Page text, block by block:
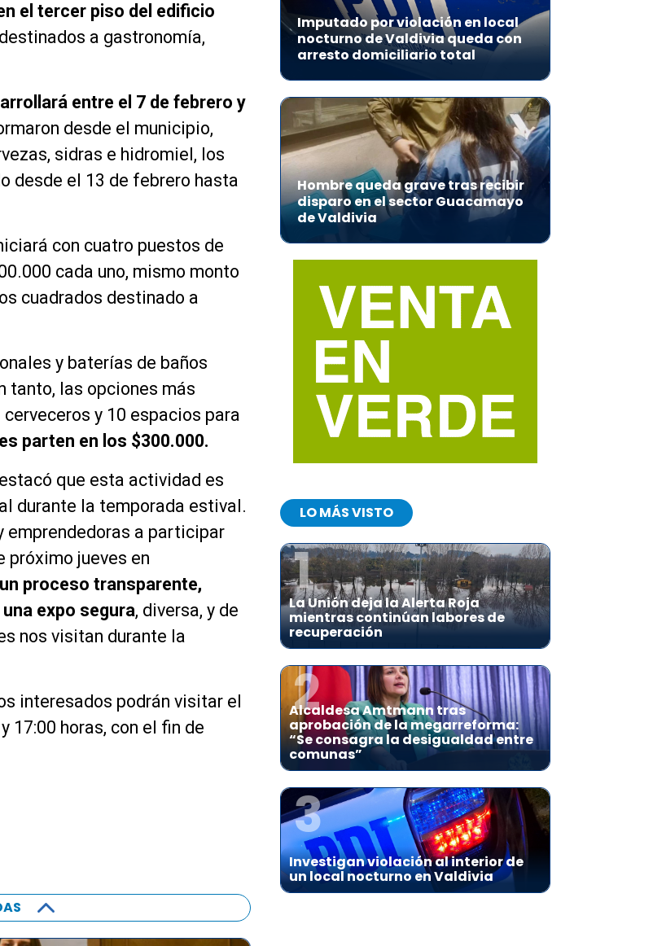
el tercer piso del edificio
a gastronomía,
entre el 7 de febrero y
desde el municipio,
sidras e hidromiel, los
desde el 13 de febrero hasta
con cuatro puestos de
cada uno, mismo monto
cuadrados destinado a
y baterías de baños
tanto, las opciones más
y 10 espacios para
parten en los $300.000.
que esta actividad es
durante la temporada estival.
emprendedoras a participar
próximo jueves en
proceso transparente,
expo segura, diversa, y de
nos visitan durante la
interesados podrán visitar el
17:00 horas, con el fin de
Imputado por violación en local
nocturno de Valdivia queda con
arresto domiciliario total
Hombre queda grave tras recibir
disparo en el sector Guacamayo
de Valdivia
LO MÁS VISTO
1
La Unión deja la Alerta Roja
mientras continúan labores de
recuperación
2
Alcaldesa Amtmann tras
aprobación de la megarreforma:
“Se consagra la desigualdad entre
comunas”
3
Investigan violación al interior de
un local nocturno en Valdivia